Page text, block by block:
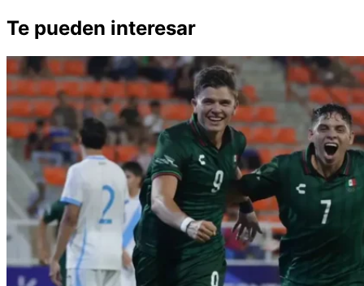
Te pueden interesar